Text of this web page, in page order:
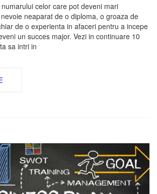
celor care pot deveni mari
neaparat de o diploma, o groaza de
de o experienta in afaceri pentru a incepe
un succes major. Vezi in continuare 10
sa intri in